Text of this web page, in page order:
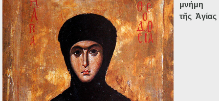
μνήμη
τῆς Ἁγίας